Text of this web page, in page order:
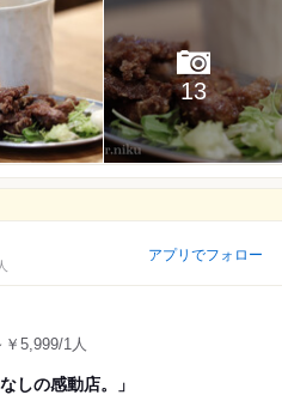
13
アプリでフォロー
￥5,999/1人
しの感動店。」